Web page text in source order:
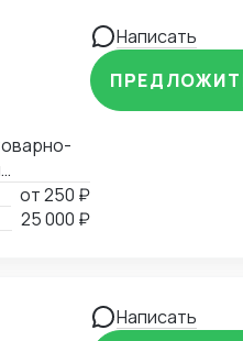
от250 ₽
25 000 ₽
Написать
Написать